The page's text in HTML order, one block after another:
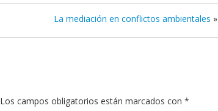
La mediación en conflictos ambientales »
Los campos obligatorios están marcados con *